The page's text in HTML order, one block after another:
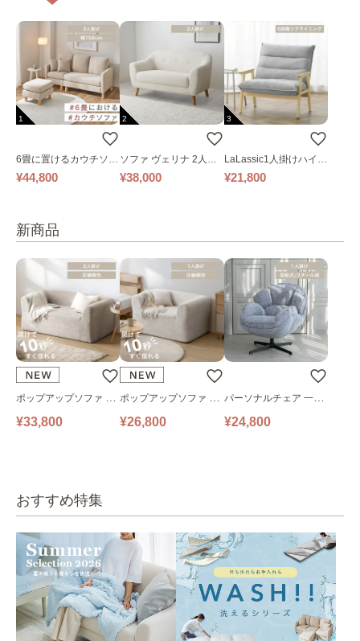
1
6畳に置けるカウチソフ
ァ｜ベージュ
¥44,800
2
ソファ ヴェリナ 2人掛
け
¥38,000
3
LaLassic1人掛けハイバ
ックソファ ワイド
¥21,800
新商品
ポップアップソファ ソ
ファ フロアソファ 幅14
¥33,800
ポップアップソファ ソ
ファ フロアソファ 幅10
¥26,800
パーソナルチェア 一人
掛けソファ O’HANA ソ
¥24,800
おすすめ特集